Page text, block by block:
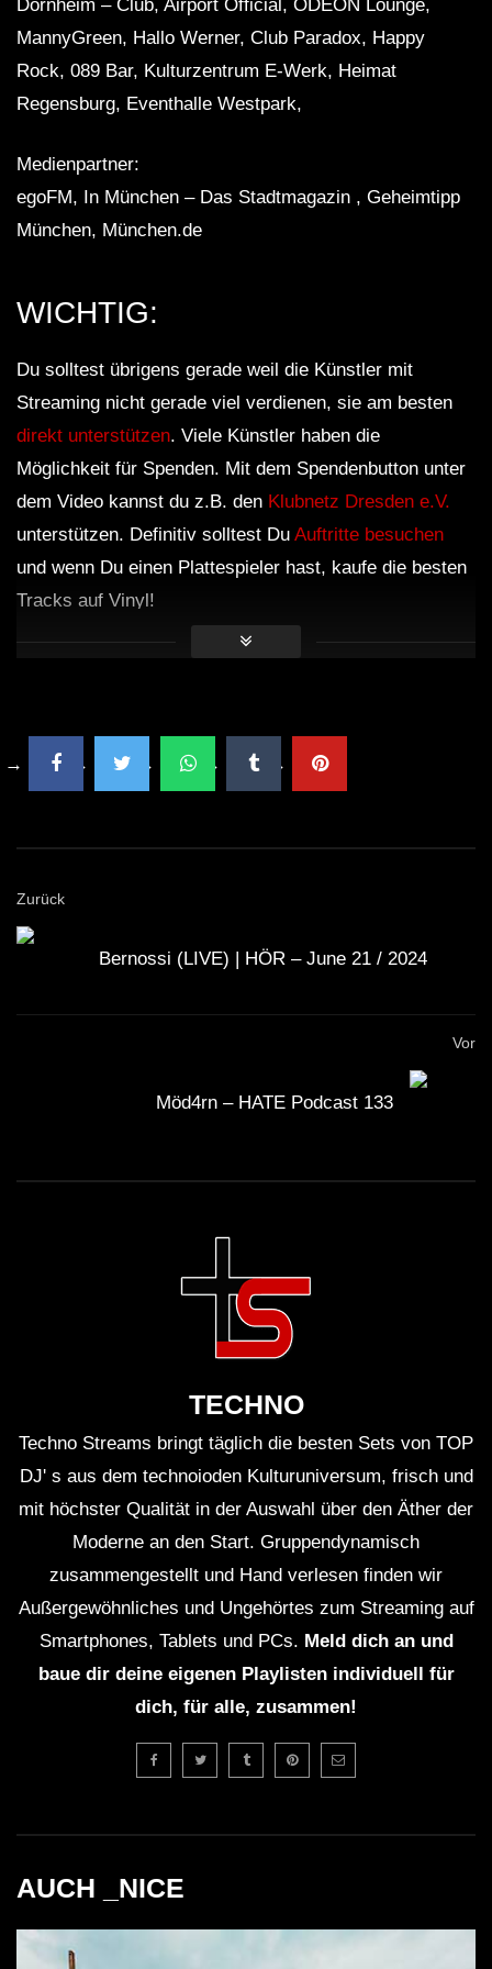
Dornheim – Club, Airport Official, ODEON Lounge,
MannyGreen, Hallo Werner, Club Paradox, Happy
Rock, 089 Bar, Kulturzentrum E-Werk, Heimat
Regensburg, Eventhalle Westpark,
Medienpartner:
egoFM, In München – Das Stadtmagazin , Geheimtipp
München, München.de
WICHTIG:
Du solltest übrigens gerade weil die Künstler mit
Streaming nicht gerade viel verdienen, sie am besten
direkt unterstützen. Viele Künstler haben die
Möglichkeit für Spenden. Mit dem Spendenbutton unter
dem Video kannst du z.B. den Klubnetz Dresden e.V.
unterstützen. Definitiv solltest Du Auftritte besuchen
und wenn Du einen Plattespieler hast, kaufe die besten
Tracks auf Vinyl!
Zurück
Bernossi (LIVE) | HÖR – June 21 / 2024
Vor
Möd4rn – HATE Podcast 133
TECHNO
Techno Streams bringt täglich die besten Sets von TOP
DJ' s aus dem technoioden Kulturuniversum, frisch und
mit höchster Qualität in der Auswahl über den Äther der
Moderne an den Start. Gruppendynamisch
zusammengestellt und Hand verlesen finden wir
Außergewöhnliches und Ungehörtes zum Streaming auf
Smartphones, Tablets und PCs. Meld dich an und
baue dir deine eigenen Playlisten individuell für
dich, für alle, zusammen!
AUCH _NICE